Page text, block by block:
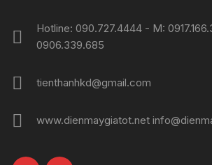
Hotline: 090.727.4444 - M:
0906.339.685
tienthanhkd@gmail.com
www.dienmaygiatot.net